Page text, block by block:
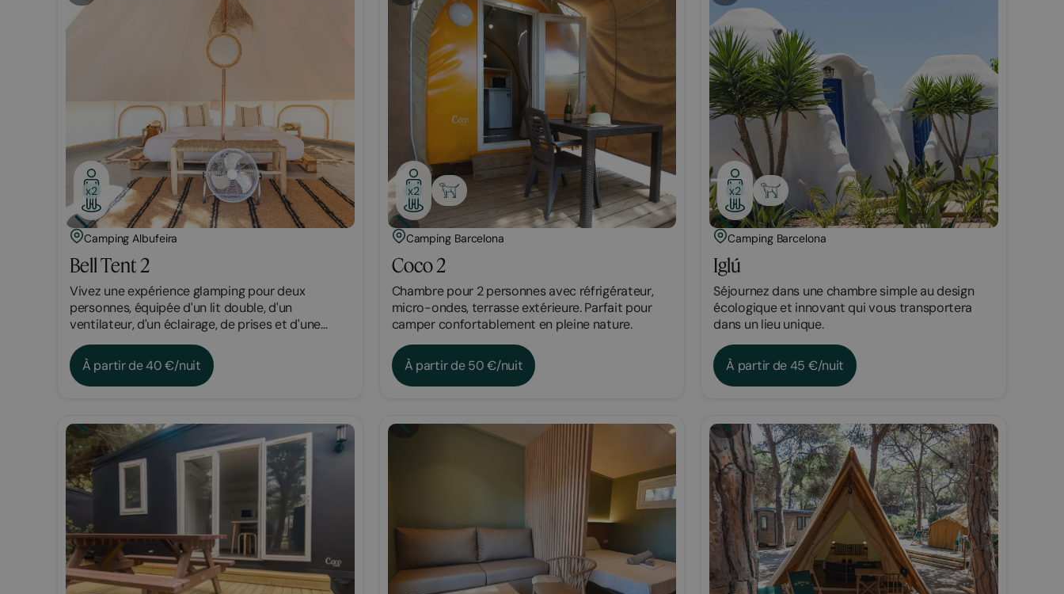
x2
Camping Albufeira
Bell Tent 2
Vivez une expérience glamping pour deux
personnes, équipée d'un lit double, d'un
ventilateur, d'un éclairage, de prises et d'une
terrasse privée.
À partir de 40 €/nuit
x2
Camping Barcelona
Coco 2
Chambre pour 2 personnes avec réfrigérateur,
micro-ondes, terrasse extérieure. Parfait pour
camper confortablement en pleine nature.
À partir de 50 €/nuit
x2
Camping Barcelona
Iglú
Séjournez dans une chambre simple au design
écologique et innovant qui vous transportera
dans un lieu unique.
À partir de 45 €/nuit
Bungalow Bungalow Glamping